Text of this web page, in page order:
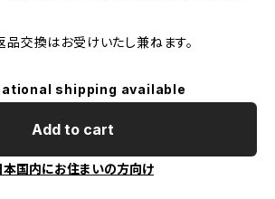
品交換はお受けいたし兼ねます。
shipping available
Add to cart
本国内にお住まいの方向け